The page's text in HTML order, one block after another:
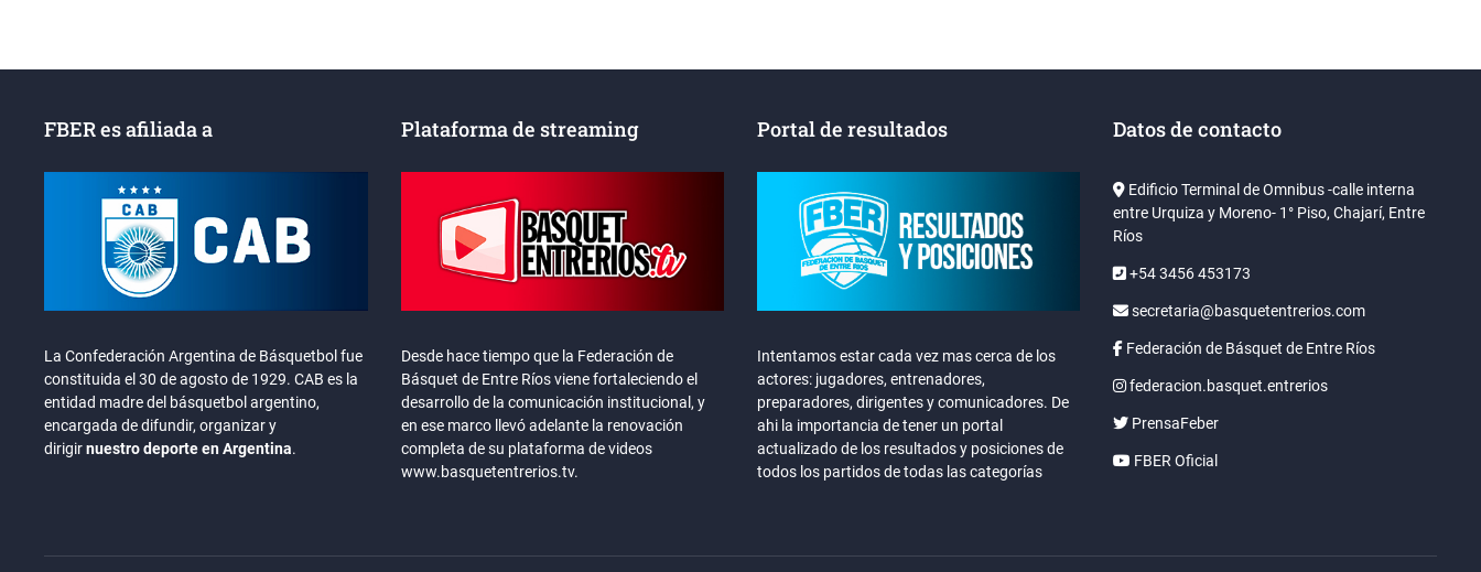
FBER es afiliada a
La Confederación Argentina de Básquetbol fue
constituida el 30 de agosto de 1929. CAB es la
entidad madre del básquetbol argentino,
encargada de difundir, organizar y
dirigirnuestro deporte en Argentina.
Plataforma de streaming
Desde hace tiempo que la Federación de
Básquet de Entre Ríos viene fortaleciendo el
desarrollo de la comunicación institucional, y
en ese marco llevó adelante la renovación
completa de su plataforma de videos
www.basquetentrerios.tv.
Portal de resultados
Intentamos estar cada vez mas cerca de los
actores: jugadores, entrenadores,
preparadores, dirigentes y comunicadores. De
ahi la importancia de tener un portal
actualizado de los resultados y posiciones de
todos los partidos de todas las categorías
Datos de contacto
Edificio Terminal de Omnibus -calle interna
entre Urquiza y Moreno- 1° Piso, Chajarí, Entre
Ríos
+54 3456 453173
secretaria@basquetentrerios.com
Federación de Básquet de Entre Ríos
federacion.basquet.entrerios
PrensaFeber
FBER Oficial